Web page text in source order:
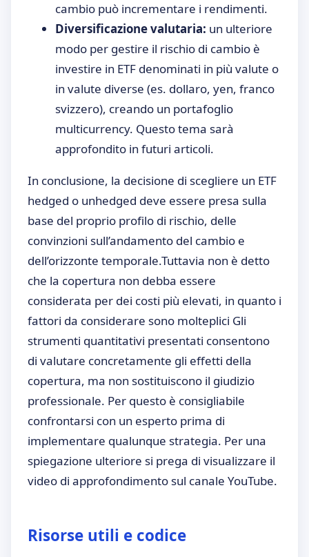
cambio può incrementare i rendimenti.
Diversificazione valutaria: un ulteriore
modo per gestire il rischio di cambio è
investire in ETF denominati in più valute o
in valute diverse (es. dollaro, yen, franco
svizzero), creando un portafoglio
multicurrency. Questo tema sarà
approfondito in futuri articoli.
In conclusione, la decisione di scegliere un ETF
hedged o unhedged deve essere presa sulla
base del proprio profilo di rischio, delle
convinzioni sull’andamento del cambio e
dell’orizzonte temporale.Tuttavia non è detto
che la copertura non debba essere
considerata per dei costi più elevati, in quanto i
fattori da considerare sono molteplici Gli
strumenti quantitativi presentati consentono
di valutare concretamente gli effetti della
copertura, ma non sostituiscono il giudizio
professionale. Per questo è consigliabile
confrontarsi con un esperto prima di
implementare qualunque strategia. Per una
spiegazione ulteriore si prega di visualizzare il
video di approfondimento sul canale YouTube.
Risorse utili e codice